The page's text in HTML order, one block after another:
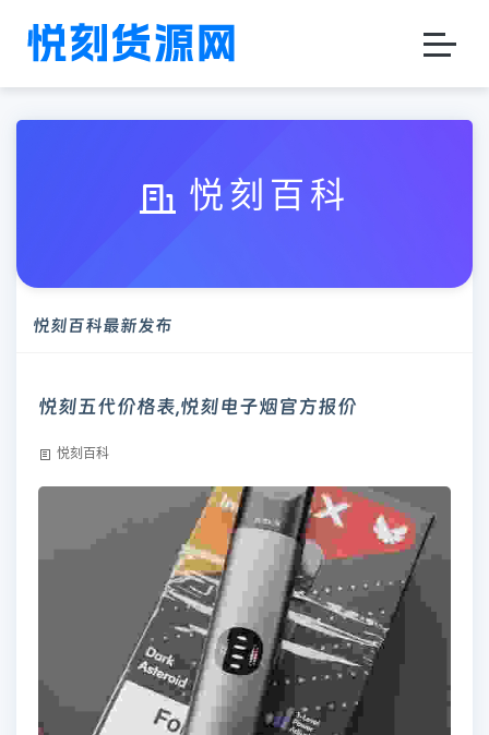
悦刻百科
悦刻百科最新发布
悦刻五代价格表,悦刻电子烟官方报价
悦刻百科